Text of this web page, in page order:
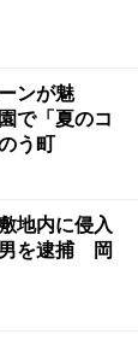
ンが魅
で「夏のコ
う町
地内に侵入
を逮捕 岡